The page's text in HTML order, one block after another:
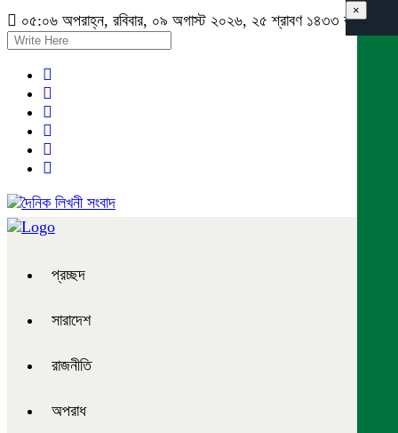
০৫:০৬ অপরাহ্ন, রবিবার, ০৯ অগাস্ট ২০২৬, ২৫ শ্রাবণ ১৪৩৩ বঙ্গাব্দ
প্রচ্ছদ
সারাদেশ
রাজনীতি
অপরাধ
×